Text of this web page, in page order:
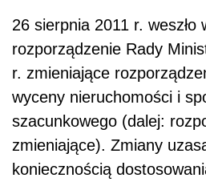
26 sierpnia 2011 r. weszło
rozporządzenie Rady
r. zmieniające
wyceny nieruchomości i
szacunkowego (dalej:
zmieniające). Zmiany
koniecznością